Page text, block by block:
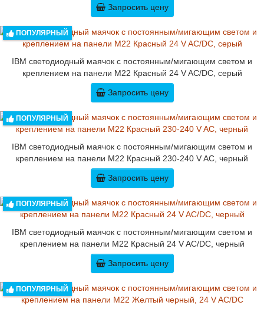
Запросить цену
ПОПУЛЯРНЫЙ
IBM светодиодный маячок с постоянным/мигающим светом и
креплением на панели M22 Красный 24 V AC/DC, серый
Запросить цену
ПОПУЛЯРНЫЙ
IBM светодиодный маячок с постоянным/мигающим светом и
креплением на панели M22 Красный 230-240 V AC, черный
Запросить цену
ПОПУЛЯРНЫЙ
IBM светодиодный маячок с постоянным/мигающим светом и
креплением на панели M22 Красный 24 V AC/DC, черный
Запросить цену
ПОПУЛЯРНЫЙ